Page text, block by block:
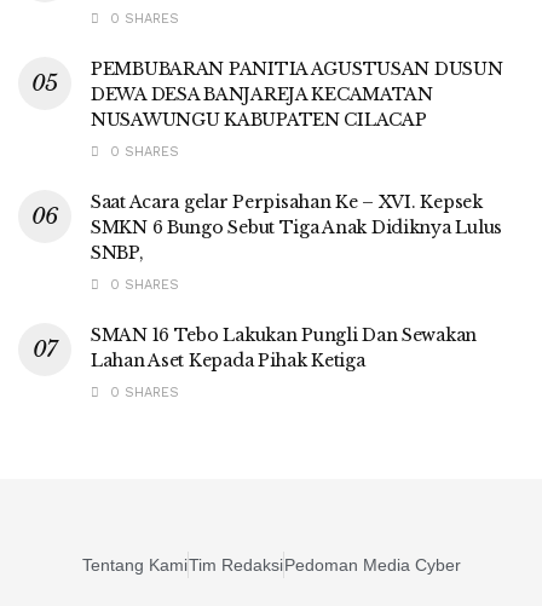
0 SHARES
PEMBUBARAN PANITIA AGUSTUSAN DUSUN
DEWA DESA BANJAREJA KECAMATAN
NUSAWUNGU KABUPATEN CILACAP
0 SHARES
Saat Acara gelar Perpisahan Ke – XVI. Kepsek
SMKN 6 Bungo Sebut Tiga Anak Didiknya Lulus
SNBP,
0 SHARES
SMAN 16 Tebo Lakukan Pungli Dan Sewakan
Lahan Aset Kepada Pihak Ketiga
0 SHARES
Tentang KamiTim RedaksiPedoman Media Cyber